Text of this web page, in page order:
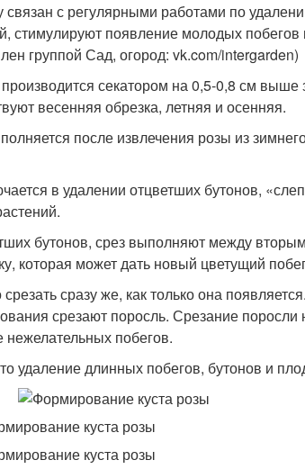
связан с регулярными работами по
стимулируют появление молодых
группой Сад, огород: vk.com/intergarden)
секатором на 0,5-0,8 см
весенняя обрезка, летняя и осенняя.
после извлечения розы из
в удалении отцветших бутонов,
бутонов, срез выполняют между
которая может дать новый цветущий
сразу же, как только она
срезают поросль. Срезание
побегов.
удаление длинных побегов, бутонов и